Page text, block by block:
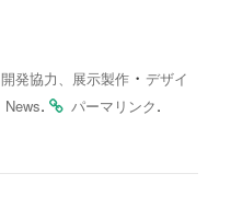
開発協力、展示製作 ・ デザイ
News. パーマリンク.